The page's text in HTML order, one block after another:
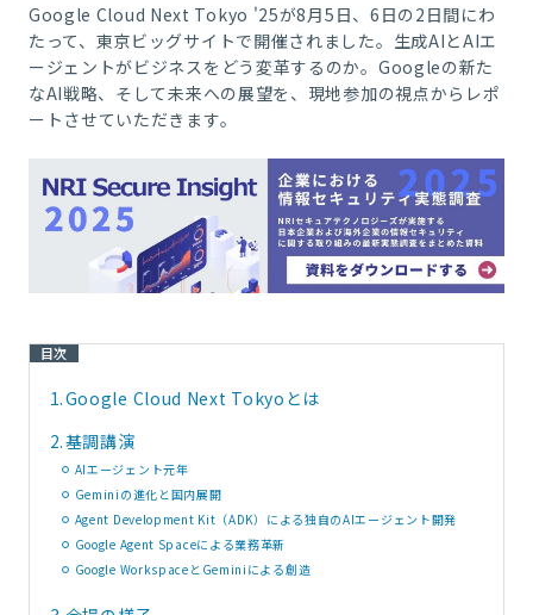
Google Cloud Next Tokyo '25が8月5日、6日の2日間にわ
たって、東京ビッグサイトで開催されました。生成AIとAIエ
ージェントがビジネスをどう変革するのか。Googleの新た
なAI戦略、そして未来への展望を、現地参加の視点からレポ
ートさせていただきます。
目次
1.Google Cloud Next Tokyoとは
2.基調講演
AIエージェント元年
Geminiの進化と国内展開
Agent Development Kit（ADK）による独自のAIエージェント開発
Google Agent Spaceによる業務革新
Google WorkspaceとGeminiによる創造